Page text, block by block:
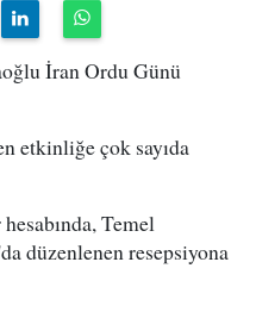
İran Ordu Günü
etkinliğe çok sayıda
Temel
düzenlenen resepsiyona